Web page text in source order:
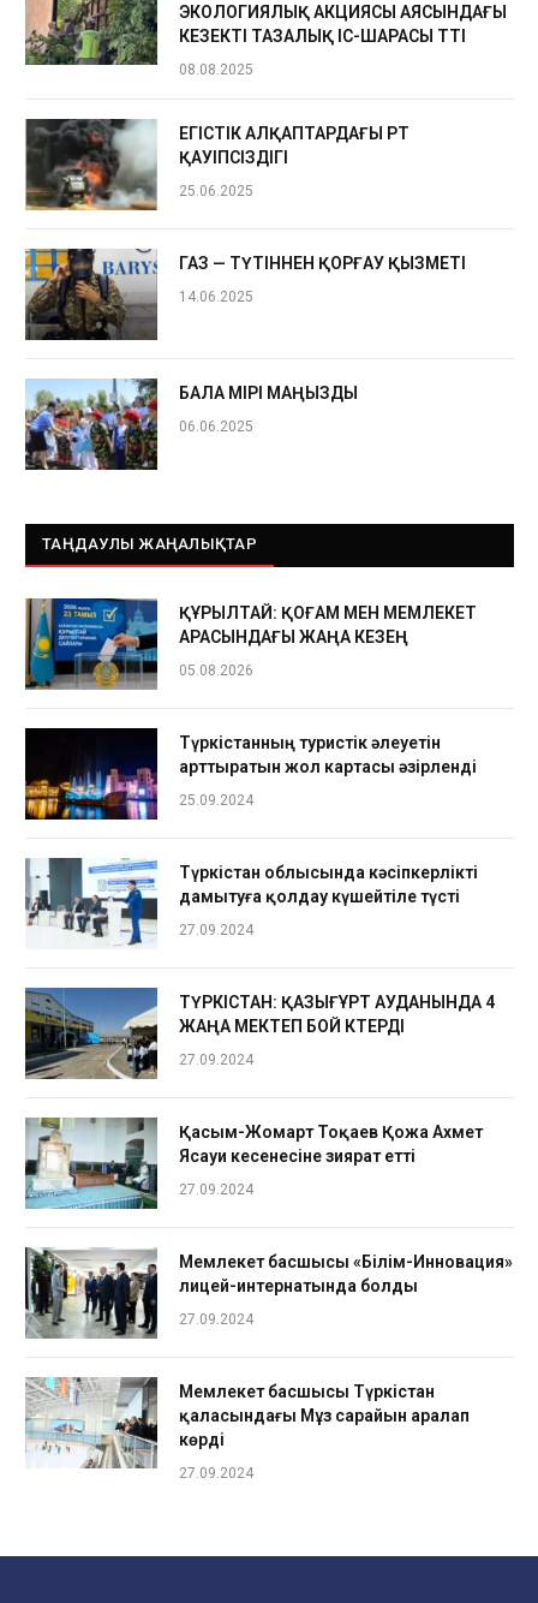
ЭКОЛОГИЯЛЫҚ АКЦИЯСЫ АЯСЫНДАҒЫ
КЕЗЕКТІ ТАЗАЛЫҚ ІС-ШАРАСЫ ӨТТІ
08.08.2025
ЕГІСТІК АЛҚАПТАРДАҒЫ ӨРТ
ҚАУІПСІЗДІГІ
25.06.2025
ГАЗ — ТҮТІННЕН ҚОРҒАУ ҚЫЗМЕТІ
14.06.2025
БАЛА ӨМІРІ МАҢЫЗДЫ
06.06.2025
ТАҢДАУЛЫ ЖАҢАЛЫҚТАР
ҚҰРЫЛТАЙ: ҚОҒАМ МЕН МЕМЛЕКЕТ
АРАСЫНДАҒЫ ЖАҢА КЕЗЕҢ
05.08.2026
Түркістанның туристік әлеуетін
арттыратын жол картасы әзірленді
25.09.2024
Түркістан облысында кәсіпкерлікті
дамытуға қолдау күшейтіле түсті
27.09.2024
ТҮРКІСТАН: ҚАЗЫҒҰРТ АУДАНЫНДА 4
ЖАҢА МЕКТЕП БОЙ КӨТЕРДІ
27.09.2024
Қасым-Жомарт Тоқаев Қожа Ахмет
Ясауи кесенесіне зиярат етті
27.09.2024
Мемлекет басшысы «Білім-Инновация»
лицей-интернатында болды
27.09.2024
Мемлекет басшысы Түркістан
қаласындағы Мұз сарайын аралап
көрді
27.09.2024